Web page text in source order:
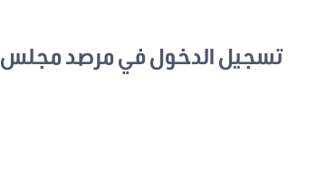
تسجيل الدخول في مرصد مجلس